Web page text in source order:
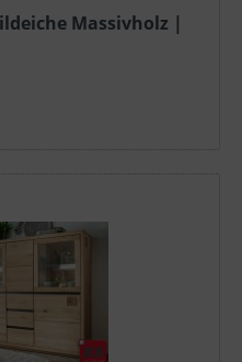
Massivholz |